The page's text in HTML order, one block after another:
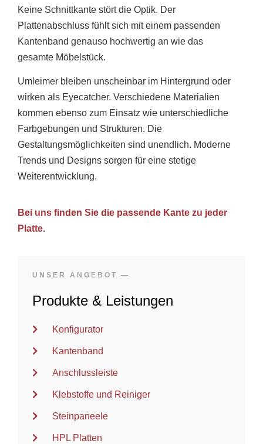
Keine Schnittkante stört die Optik. Der
Plattenabschluss fühlt sich mit einem passenden
Kantenband genauso hochwertig an wie das
gesamte Möbelstück.
Umleimer bleiben unscheinbar im Hintergrund oder
wirken als Eyecatcher. Verschiedene Materialien
kommen ebenso zum Einsatz wie unterschiedliche
Farbgebungen und Strukturen. Die
Gestaltungsmöglichkeiten sind unendlich. Moderne
Trends und Designs sorgen für eine stetige
Weiterentwicklung.
Bei uns finden Sie die passende Kante zu jeder
Platte.
UNSER ANGEBOT —
Produkte & Leistungen
Konfigurator
Kantenband
Anschlussleiste
Klebstoffe und Reiniger
Steinpaneele
HPL Platten